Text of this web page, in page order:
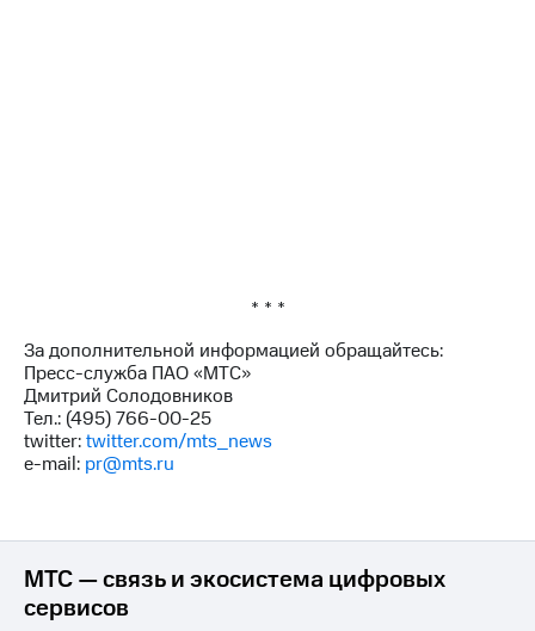
* * *
За дополнительной информацией обращайтесь:
Пресс-служба ПАО «МТС»
Дмитрий Солодовников
Тел.: (495) 766-00-25
twitter:twitter.com/mts_news
e-mail: pr@mts.ru
МТС — связь и экосистема цифровых
сервисов